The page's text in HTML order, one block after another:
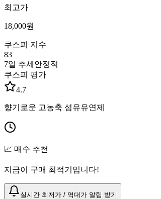
최고가
18,000원
쿠스피 지수
83
7일 추세 안정적
쿠스피 평가
4.7
향기로운 고농축 섬유유연제
📈 매수 추천
지금이 구매 최적기입니다!
실시간 최저가 / 역대가 알림 받기